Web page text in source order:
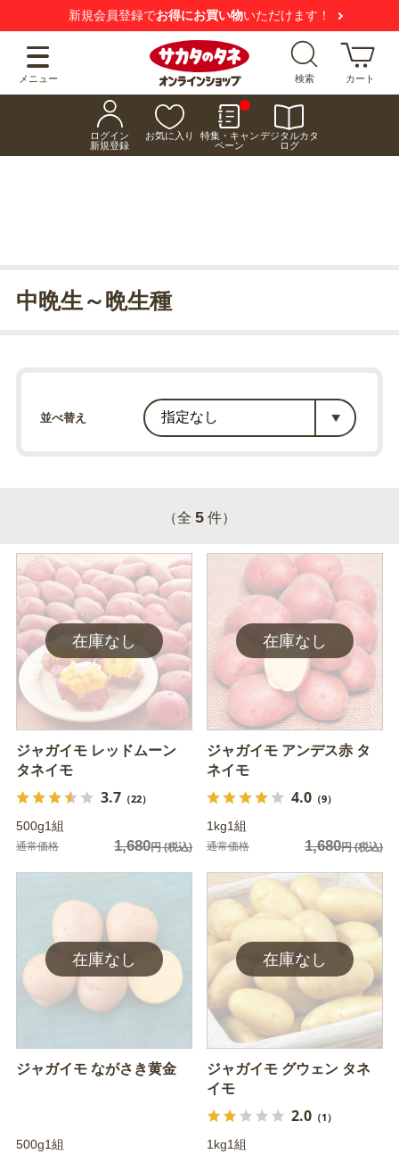
新規会員登録でお得にお買い物いただけます！
メニュー 検索 カート
ログイン
新規登録
お気に入り
特集・キャン
ペーン
デジタルカタ
ログ
中晩生～晩生種
並べ替え
（全 5 件）
ジャガイモ レッドムーン
タネイモ
3.7（22）
500g1組
通常価格 1,680円(税込)
ジャガイモ アンデス赤 タ
ネイモ
4.0（9）
1kg1組
通常価格 1,680円(税込)
ジャガイモ ながさき黄金
500g1組
ジャガイモ グウェン タネ
イモ
2.0（1）
1kg1組